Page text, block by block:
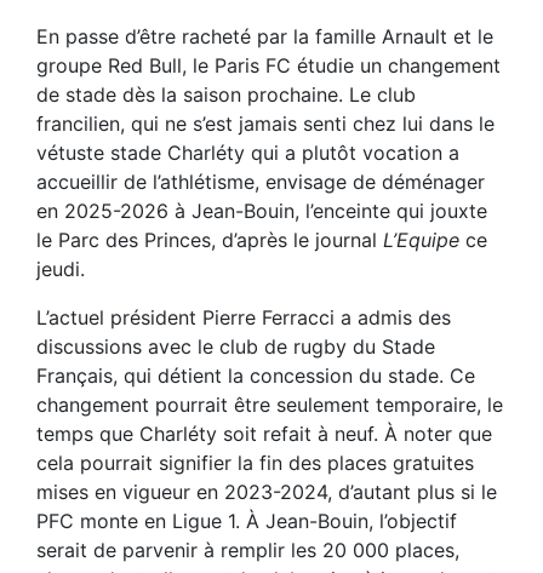
En passe d’être racheté par la famille Arnault et le
groupe Red Bull, le Paris FC étudie un changement
de stade dès la saison prochaine. Le club
francilien, qui ne s’est jamais senti chez lui dans le
vétuste stade Charléty qui a plutôt vocation a
accueillir de l’athlétisme, envisage de déménager
en 2025-2026 à Jean-Bouin, l’enceinte qui jouxte
le Parc des Princes, d’après le journal L’Equipe ce
jeudi.
L’actuel président Pierre Ferracci a admis des
discussions avec le club de rugby du Stade
Français, qui détient la concession du stade. Ce
changement pourrait être seulement temporaire, le
temps que Charléty soit refait à neuf. À noter que
cela pourrait signifier la fin des places gratuites
mises en vigueur en 2023-2024, d’autant plus si le
PFC monte en Ligue 1. À Jean-Bouin, l’objectif
serait de parvenir à remplir les 20 000 places,